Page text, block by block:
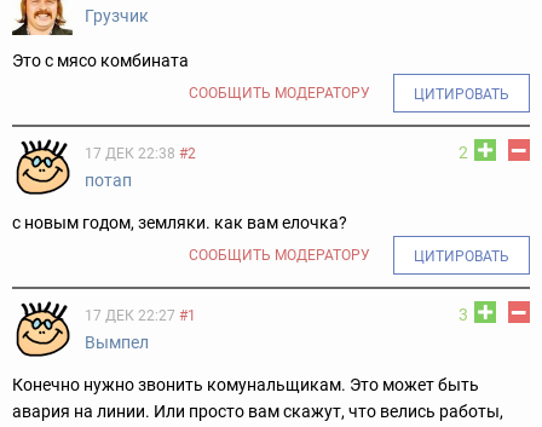
Грузчик
Это с мясо комбината
СООБЩИТЬ МОДЕРАТОРУ ЦИТИРОВАТЬ
2
17 ДЕК 22:38 #2
потап
с новым годом, земляки. как вам елочка?
СООБЩИТЬ МОДЕРАТОРУ ЦИТИРОВАТЬ
3
17 ДЕК 22:27 #1
Вымпел
Конечно нужно звонить комунальщикам. Это может быть
авария на линии. Или просто вам скажут, что велись работы,